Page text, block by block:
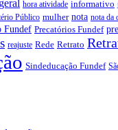
hora atividade informativo
Público mulher nota nota da
Fundef Precatórios Fundef
reajuste Rede Retrato
Sindeducação Fundef